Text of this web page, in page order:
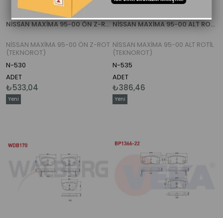
NİSSAN MAXİMA 95-00 ÖN Z-ROT (TEKNOROT)
NİSSAN MAXİMA 95-00 ÖN Z-ROT
(TEKNOROT)
N-530
ADET
₺533,04
NİSSAN MAXİMA 95-00 ALT ROTİL (TEKNOROT)
NİSSAN MAXİMA 95-00 ALT ROTİL
(TEKNOROT)
N-535
ADET
₺386,46
Yeni
Yeni